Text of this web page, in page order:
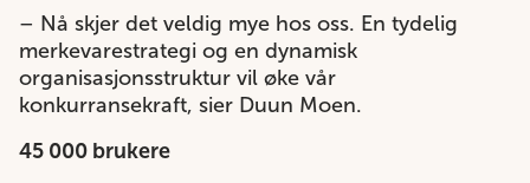
– Nå skjer det veldig mye hos oss. En tydelig
merkevarestrategi og en dynamisk
organisasjonsstruktur vil øke vår
konkurransekraft, sier Duun Moen.
45 000 brukere